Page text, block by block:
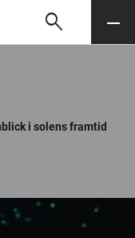
Söksearch Meny
i solens framtid